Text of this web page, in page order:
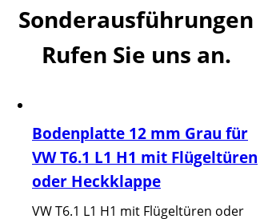
Sonderausführungen
Rufen Sie uns an.
Bodenplatte 12 mm Grau für
VW T6.1 L1 H1 mit Flügeltüren
oder Heckklappe
VW T6.1 L1 H1 mit Flügeltüren oder